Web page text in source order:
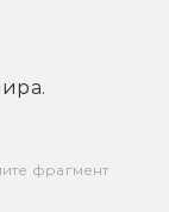
фрагмент